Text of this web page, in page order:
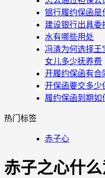
银行履约保函是
建设银行出具委
水有哪些用处
冯清为何选择王
女儿多少抚养费
开履约保函有合
开保函要交多少
履约保函到期如
热门标签
赤子心
赤子之心什